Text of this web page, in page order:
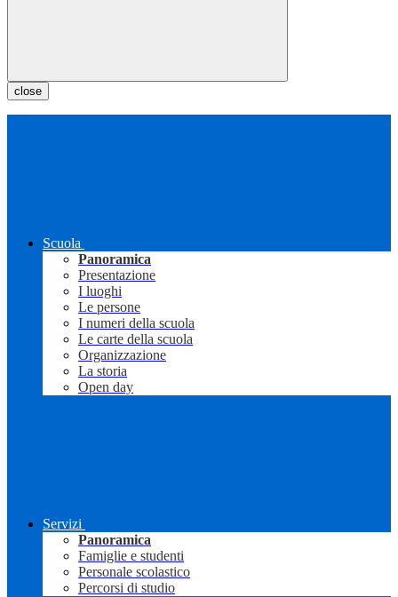
close
Scuola
Panoramica
Presentazione
I luoghi
Le persone
I numeri della scuola
Le carte della scuola
Organizzazione
La storia
Open day
Servizi
Panoramica
Famiglie e studenti
Personale scolastico
Percorsi di studio